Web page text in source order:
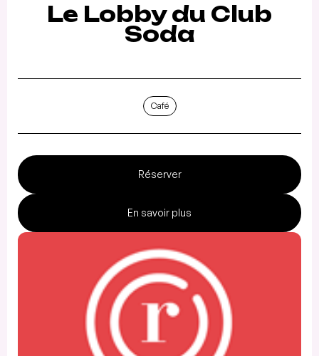
Le Lobby du Club
Soda
Café
Réserver
En savoir plus